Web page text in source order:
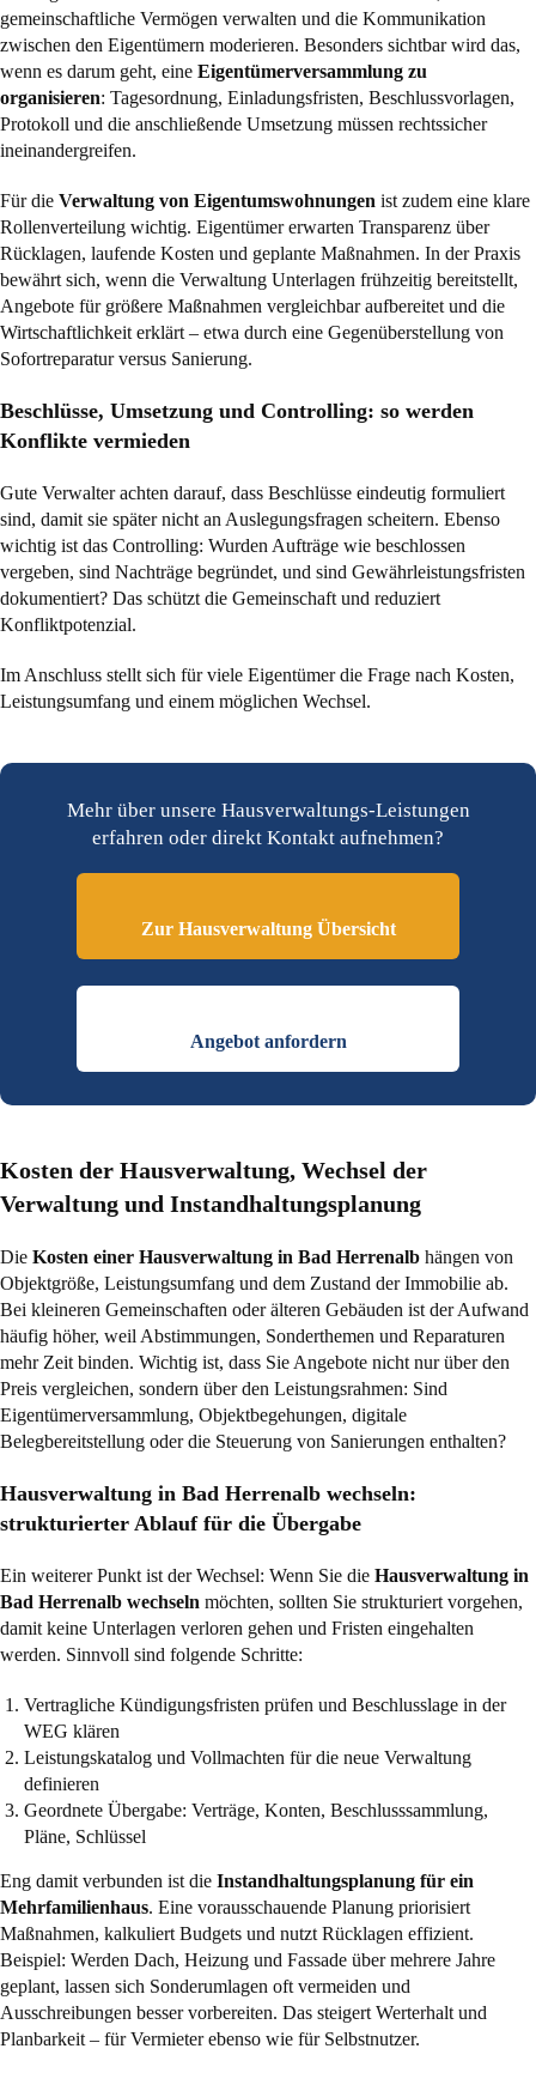
gemeinschaftliche Vermögen verwalten und die Kommunikation
zwischen den Eigentümern moderieren. Besonders sichtbar wird das,
wenn es darum geht, eine Eigentümerversammlung zu
organisieren: Tagesordnung, Einladungsfristen, Beschlussvorlagen,
Protokoll und die anschließende Umsetzung müssen rechtssicher
ineinandergreifen.
Für die Verwaltung von Eigentumswohnungen ist zudem eine klare
Rollenverteilung wichtig. Eigentümer erwarten Transparenz über
Rücklagen, laufende Kosten und geplante Maßnahmen. In der Praxis
bewährt sich, wenn die Verwaltung Unterlagen frühzeitig bereitstellt,
Angebote für größere Maßnahmen vergleichbar aufbereitet und die
Wirtschaftlichkeit erklärt – etwa durch eine Gegenüberstellung von
Sofortreparatur versus Sanierung.
Beschlüsse, Umsetzung und Controlling: so werden
Konflikte vermieden
Gute Verwalter achten darauf, dass Beschlüsse eindeutig formuliert
sind, damit sie später nicht an Auslegungsfragen scheitern. Ebenso
wichtig ist das Controlling: Wurden Aufträge wie beschlossen
vergeben, sind Nachträge begründet, und sind Gewährleistungsfristen
dokumentiert? Das schützt die Gemeinschaft und reduziert
Konfliktpotenzial.
Im Anschluss stellt sich für viele Eigentümer die Frage nach Kosten,
Leistungsumfang und einem möglichen Wechsel.
Mehr über unsere Hausverwaltungs-Leistungen
erfahren oder direkt Kontakt aufnehmen?
Zur Hausverwaltung Übersicht
Angebot anfordern
Kosten der Hausverwaltung, Wechsel der
Verwaltung und Instandhaltungsplanung
Die Kosten einer Hausverwaltung in Bad Herrenalb hängen von
Objektgröße, Leistungsumfang und dem Zustand der Immobilie ab.
Bei kleineren Gemeinschaften oder älteren Gebäuden ist der Aufwand
häufig höher, weil Abstimmungen, Sonderthemen und Reparaturen
mehr Zeit binden. Wichtig ist, dass Sie Angebote nicht nur über den
Preis vergleichen, sondern über den Leistungsrahmen: Sind
Eigentümerversammlung, Objektbegehungen, digitale
Belegbereitstellung oder die Steuerung von Sanierungen enthalten?
Hausverwaltung in Bad Herrenalb wechseln:
strukturierter Ablauf für die Übergabe
Ein weiterer Punkt ist der Wechsel: Wenn Sie die Hausverwaltung in
Bad Herrenalb wechseln möchten, sollten Sie strukturiert vorgehen,
damit keine Unterlagen verloren gehen und Fristen eingehalten
werden. Sinnvoll sind folgende Schritte:
Vertragliche Kündigungsfristen prüfen und Beschlusslage in der
WEG klären
Leistungskatalog und Vollmachten für die neue Verwaltung
definieren
Geordnete Übergabe: Verträge, Konten, Beschlusssammlung,
Pläne, Schlüssel
Eng damit verbunden ist die Instandhaltungsplanung für ein
Mehrfamilienhaus. Eine vorausschauende Planung priorisiert
Maßnahmen, kalkuliert Budgets und nutzt Rücklagen effizient.
Beispiel: Werden Dach, Heizung und Fassade über mehrere Jahre
geplant, lassen sich Sonderumlagen oft vermeiden und
Ausschreibungen besser vorbereiten. Das steigert Werterhalt und
Planbarkeit – für Vermieter ebenso wie für Selbstnutzer.